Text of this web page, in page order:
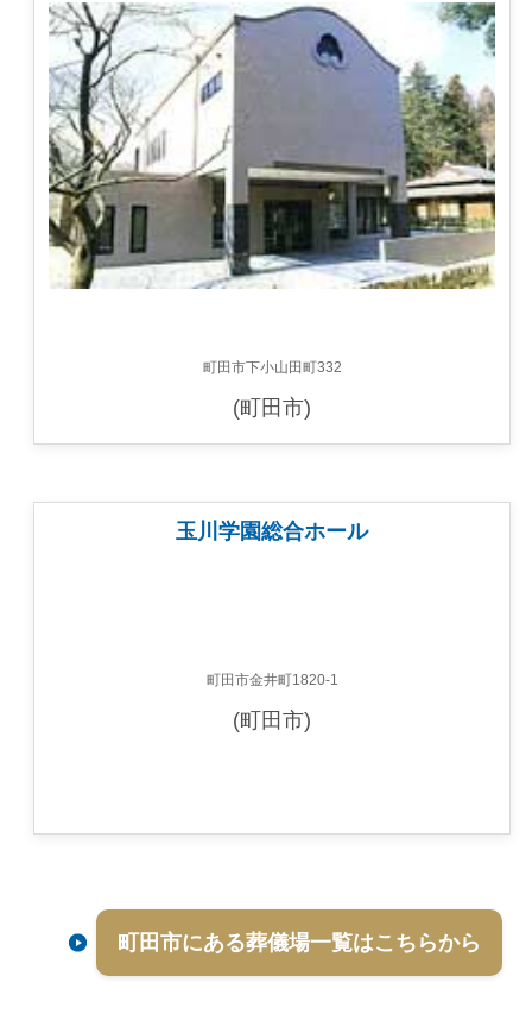
町田市下小山田町332
(町田市)
玉川学園総合ホール
町田市金井町1820-1
(町田市)
町田市にある葬儀場一覧はこちらから